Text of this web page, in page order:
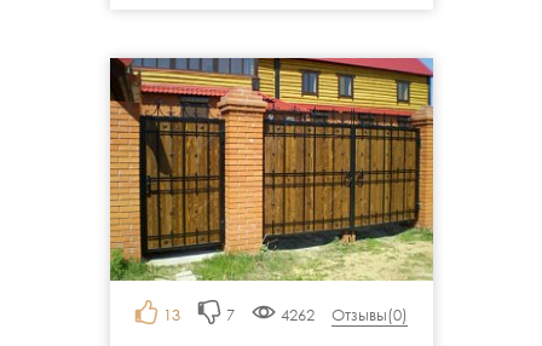
13 7 4262 Отзывы(0)